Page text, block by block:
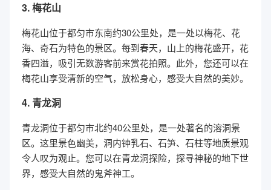
3. 梅花山
梅花山位于都匀市东南约30公里处，是一处以梅花、花
海、奇石为特色的景区。每到春天，山上的梅花盛开，花
香四溢，吸引无数游客前来赏花拍照。此外，您还可以在
梅花山享受清新的空气，放松身心，感受大自然的美妙。
4. 青龙洞
青龙洞位于都匀市北约40公里处，是一处著名的溶洞景
区。这里景色幽美，洞内钟乳石、石笋、石柱等地质景观
令人叹为观止。您可以在青龙洞探险，探寻神秘的地下世
界，感受大自然的鬼斧神工。